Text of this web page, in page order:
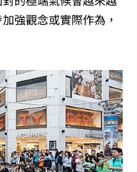
強觀念或實際作為，